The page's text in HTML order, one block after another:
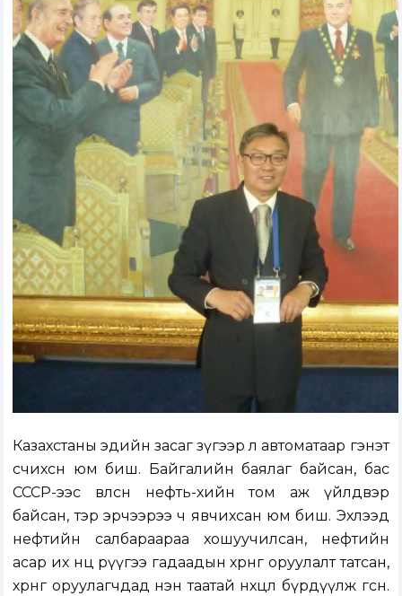
Казахстаны эдийн засаг зүгээр л автоматаар гэнэт
өсчихсөн юм биш. Байгалийн баялаг байсан, бас
СССР-ээс өвлөсөн нефть-хийн том аж үйлдвэр
байсан, тэр эрчээрээ ч явчихсан юм биш. Эхлээд
нефтийн салбараараа хошуучилсан, нефтийн
асар их нөөц рүүгээ гадаадын хөрөнгө оруулалт татсан,
хөрөнгө оруулагчдад нэн таатай нөхцөл бүрдүүлж өгсөн.